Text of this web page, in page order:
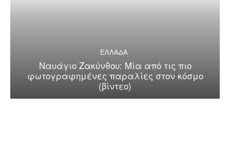
ΕΛΛΑΔΑ
Ναυάγιο Ζακύνθου: Μία από τις πιο
φωτογραφημένες παραλίες στον κόσμο
(βίντεο)